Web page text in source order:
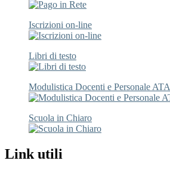
Iscrizioni on-line
Libri di testo
Modulistica Docenti e Personale ATA
Scuola in Chiaro
Link utili